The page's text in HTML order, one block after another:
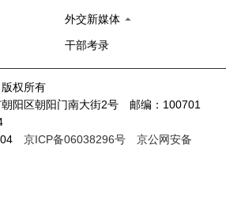
外交新媒体
干部考录
权所有
阳区朝阳门南大街2号 邮编：100701
京ICP备06038296号
京公网安备